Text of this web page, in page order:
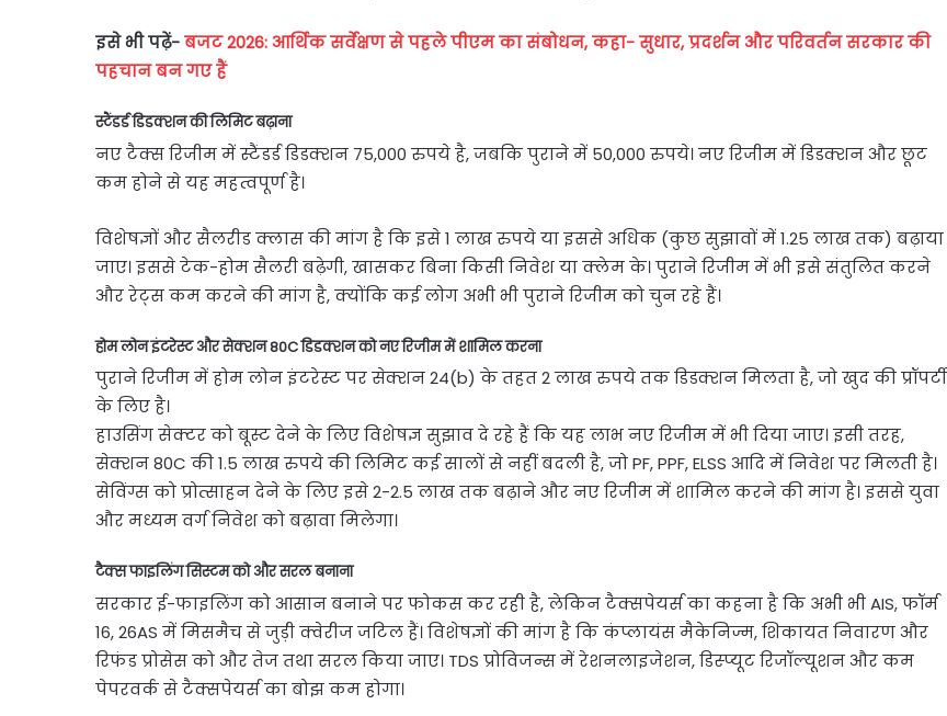
इसे भी पढ़ें-बजट 2026: आर्थिक सर्वेक्षण से पहले पीएम का संबोधन, कहा- सुधार, प्रदर्शन और परिवर्तन सरकार की
पहचान बन गए हैं
स्टैंडर्ड डिडक्शन की लिमिट बढ़ाना
नए टैक्स रिजीम में स्टैंडर्ड डिडक्शन 75,000 रुपये है, जबकि पुराने में 50,000 रुपये। नए रिजीम में डिडक्शन और छूट
कम होने से यह महत्वपूर्ण है।
विशेषज्ञों और सैलरीड क्लास की मांग है कि इसे 1 लाख रुपये या इससे अधिक (कुछ सुझावों में 1.25 लाख तक) बढ़ाया
जाए। इससे टेक-होम सैलरी बढ़ेगी, खासकर बिना किसी निवेश या क्लेम के। पुराने रिजीम में भी इसे संतुलित करने
और रेट्स कम करने की मांग है, क्योंकि कई लोग अभी भी पुराने रिजीम को चुन रहे हैं।
होम लोन इंटरेस्ट और सेक्शन 80C डिडक्शन को नए रिजीम में शामिल करना
पुराने रिजीम में होम लोन इंटरेस्ट पर सेक्शन 24(b) के तहत 2 लाख रुपये तक डिडक्शन मिलता है, जो खुद की प्रॉपर्टी
के लिए है।
हाउसिंग सेक्टर को बूस्ट देने के लिए विशेषज्ञ सुझाव दे रहे हैं कि यह लाभ नए रिजीम में भी दिया जाए। इसी तरह,
सेक्शन 80C की 1.5 लाख रुपये की लिमिट कई सालों से नहीं बदली है, जो PF, PPF, ELSS आदि में निवेश पर मिलती है।
सेविंग्स को प्रोत्साहन देने के लिए इसे 2-2.5 लाख तक बढ़ाने और नए रिजीम में शामिल करने की मांग है। इससे युवा
और मध्यम वर्ग निवेश को बढ़ावा मिलेगा।
टैक्स फाइलिंग सिस्टम को और सरल बनाना
सरकार ई-फाइलिंग को आसान बनाने पर फोकस कर रही है, लेकिन टैक्सपेयर्स का कहना है कि अभी भी AIS, फॉर्म
16, 26AS में मिसमैच से जुड़ी क्वेरीज जटिल हैं। विशेषज्ञों की मांग है कि कंप्लायंस मैकेनिज्म, शिकायत निवारण और
रिफंड प्रोसेस को और तेज तथा सरल किया जाए। TDS प्रोविजन्स में रेशनलाइजेशन, डिस्प्यूट रिजॉल्यूशन और कम
पेपरवर्क से टैक्सपेयर्स का बोझ कम होगा।